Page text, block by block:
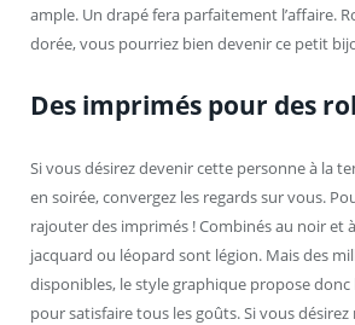
ample. Un drapé fera parfaitement l’affaire.
dorée, vous pourriez bien devenir ce petit
Des imprimés pour des
Si vous désirez devenir cette personne à la
en soirée, convergez les regards sur vous.
rajouter des imprimés ! Combinés au noir et
jacquard ou léopard sont légion. Mais des
disponibles, le style graphique propose
pour satisfaire tous les goûts. Si vous désirez